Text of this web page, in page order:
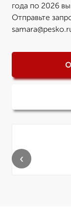
года по 2026
Отправьте
‹